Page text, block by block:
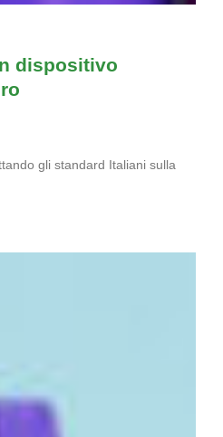
dispositivo
gli standard Italiani sulla